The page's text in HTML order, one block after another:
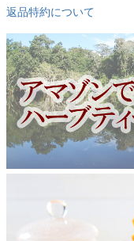
返品特約について